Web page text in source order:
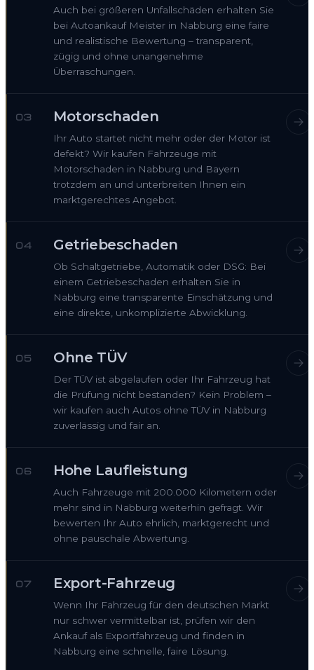
Auch bei größeren Unfallschäden erhalten Sie
bei Autoankauf Meister in Nabburg eine faire
und realistische Bewertung – transparent,
zügig und ohne unangenehme
Überraschungen.
03 Motorschaden
Ihr Auto startet nicht mehr oder der Motor ist
defekt? Wir kaufen Fahrzeuge mit
Motorschaden in Nabburg und Bayern
trotzdem an und unterbreiten Ihnen ein
marktgerechtes Angebot.
04 Getriebeschaden
Ob Schaltgetriebe, Automatik oder DSG: Bei
einem Getriebeschaden erhalten Sie in
Nabburg eine transparente Einschätzung und
eine direkte, unkomplizierte Abwicklung.
05 Ohne TÜV
Der TÜV ist abgelaufen oder Ihr Fahrzeug hat
die Prüfung nicht bestanden? Kein Problem –
wir kaufen auch Autos ohne TÜV in Nabburg
zuverlässig und fair an.
06 Hohe Laufleistung
Auch Fahrzeuge mit 200.000 Kilometern oder
mehr sind in Nabburg weiterhin gefragt. Wir
bewerten Ihr Auto ehrlich, marktgerecht und
ohne pauschale Abwertung.
07 Export-Fahrzeug
Wenn Ihr Fahrzeug für den deutschen Markt
nur schwer vermittelbar ist, prüfen wir den
Ankauf als Exportfahrzeug und finden in
Nabburg eine schnelle, faire Lösung.